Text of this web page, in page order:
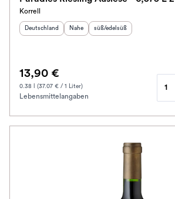
Korrell
Herkunftsland
Deutschland Herkunftsregion:
Nahe Geschmack:
süß/edelsüß
13,90 €
0.38 l (37.07 € / 1 Liter)
Lebensmittelangaben
1